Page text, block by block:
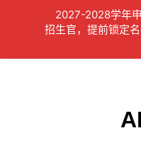
2027-2028学年
招生官，提前锁定